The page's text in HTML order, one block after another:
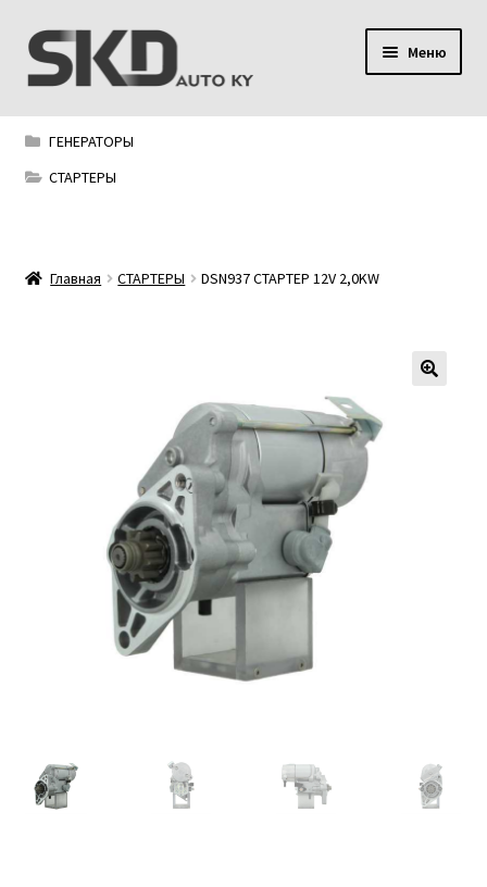
Перейти
навигации
Перейти
содержимому
Меню
SKD AUTO KY
Условия поставки
Мой аккаунт
Политика конфиденциальности
ГЕНЕРАТОРЫ
СТАРТЕРЫ
Главная СТАРТЕРЫ DSN937 СТАРТЕР 12V 2,0KW